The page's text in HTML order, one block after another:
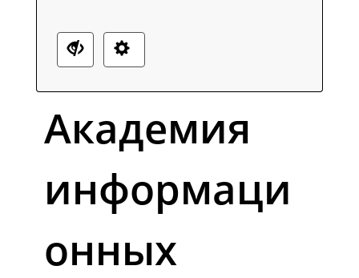
Академия
информаци
онных